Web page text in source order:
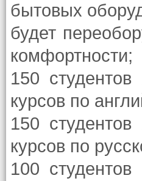
бытовых
будет
комфортности;
150
курсов по
150
курсов по
100